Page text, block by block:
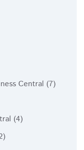
Central (7)
(4)